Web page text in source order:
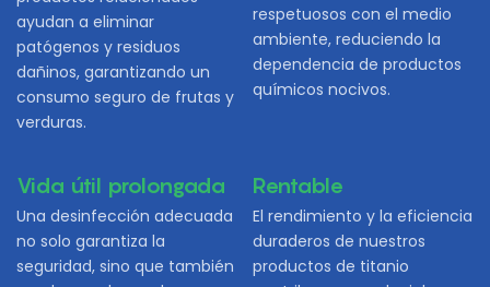
ayudan a eliminar
patógenos y residuos
dañinos, garantizando un
consumo seguro de frutas y
verduras.
respetuosos con el medio
ambiente, reduciendo la
dependencia de productos
químicos nocivos.
Vida útil prolongada
Una desinfección adecuada
no solo garantiza la
seguridad, sino que también
Rentable
El rendimiento y la eficiencia
duraderos de nuestros
productos de titanio